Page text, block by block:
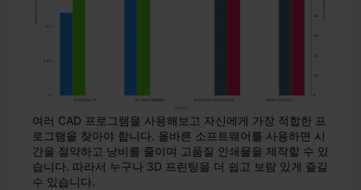
여러 CAD 프로그램을 사용해보고 자신에게 가장 적합한 프
로그램을 찾아야 합니다. 올바른 소프트웨어를 사용하면 시
간을 절약하고 낭비를 줄이며 고품질 인쇄물을 제작할 수 있
습니다. 따라서 누구나 3D 프린팅을 더 쉽고 보람 있게 즐길
수 있습니다.